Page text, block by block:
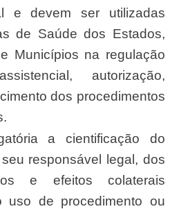
e devem ser utilizadas
de Saúde dos Estados,
Municípios na regulação
autorização,
dos procedimentos
responsável legal, dos
e efeitos colaterais
uso de procedimento ou